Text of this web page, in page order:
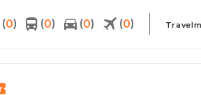
(0) (0) (0) (0)